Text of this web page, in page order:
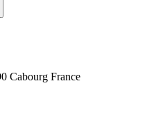
Cabourg France